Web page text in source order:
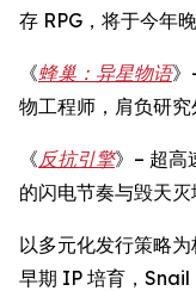
存 RPG，将于今年
《蜂巢：异星物语》
物工程师，肩负研究
《反抗引擎》– 超高
的闪电节奏与毁天灭
以多元化发行策略
早期 IP 培育，